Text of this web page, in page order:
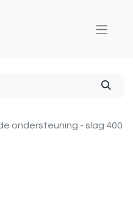
ondersteuning - slag 400